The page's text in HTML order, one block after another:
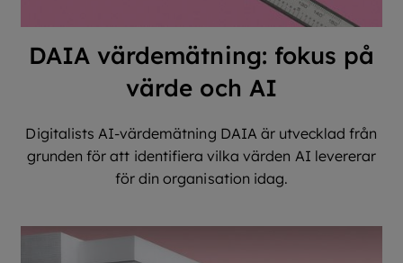
DAIA värdemätning: fokus på
värde och AI
Digitalists AI-värdemätning DAIA är utvecklad från
grunden för att identifiera vilka värden AI levererar
för din organisation idag.